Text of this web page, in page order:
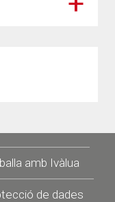
amb Ivàlua
de dades